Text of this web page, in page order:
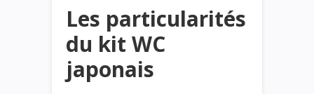
Les particularités
du kit WC
japonais